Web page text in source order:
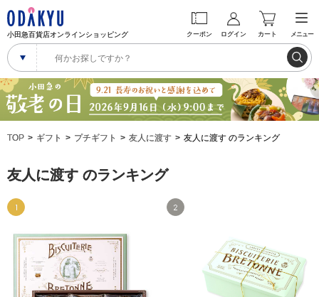
小田急百貨店オンラインショッピング クーポン ログイン カート メニュー
TOP ギフト プチギフト 友人に渡す 友人に渡す のランキング
友人に渡す のランキング
1 2